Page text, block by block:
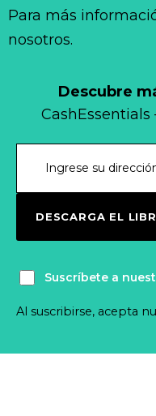
Descubre
CashEssentials
DESCARGA EL
Suscríbete a
Al suscribirse, acepta
Para más
nosotros.